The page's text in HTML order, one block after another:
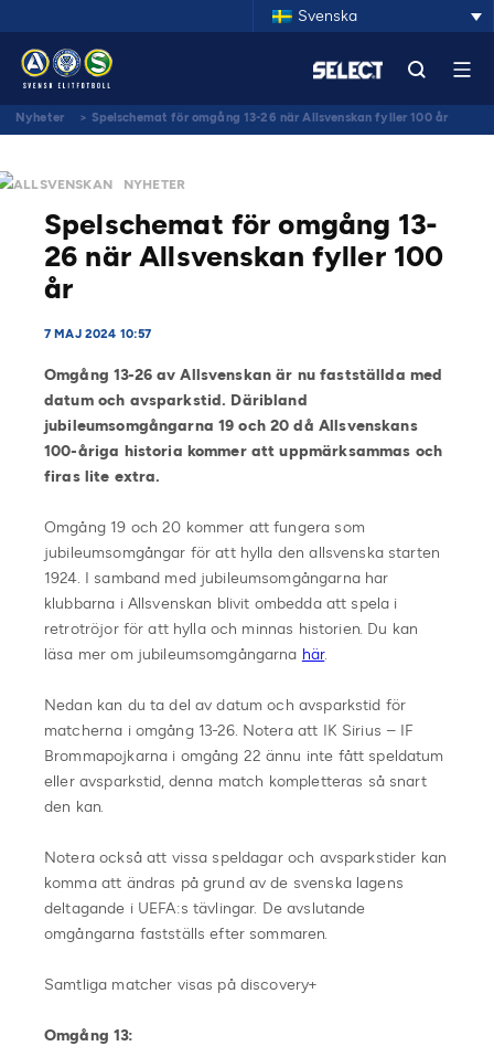
Svenska
Nyheter > Spelschemat för omgång 13-26 när Allsvenskan fyller 100 år
ALLSVENSKAN NYHETER
Spelschemat för omgång 13-
26 när Allsvenskan fyller 100
år
7 MAJ 2024 10:57
Omgång 13-26 av Allsvenskan är nu fastställda med
datum och avsparkstid. Däribland
jubileumsomgångarna 19 och 20 då Allsvenskans
100-åriga historia kommer att uppmärksammas och
firas lite extra.
Omgång 19 och 20 kommer att fungera som
jubileumsomgångar för att hylla den allsvenska starten
1924. I samband med jubileumsomgångarna har
klubbarna i Allsvenskan blivit ombedda att spela i
retrotröjor för att hylla och minnas historien. Du kan
läsa mer om jubileumsomgångarna här.
Nedan kan du ta del av datum och avsparkstid för
matcherna i omgång 13-26. Notera att IK Sirius – IF
Brommapojkarna i omgång 22 ännu inte fått speldatum
eller avsparkstid, denna match kompletteras så snart
den kan.
Notera också att vissa speldagar och avsparkstider kan
komma att ändras på grund av de svenska lagens
deltagande i UEFA:s tävlingar. De avslutande
omgångarna fastställs efter sommaren.
Samtliga matcher visas på discovery+
Omgång 13: